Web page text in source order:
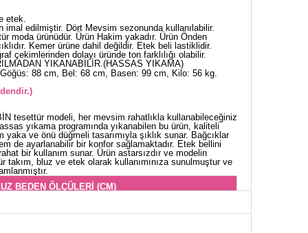
etek.
imal edilmiştir. Dört Mevsim sezonunda kullanılabilir.
moda ürünüdür. Ürün Hakim yakadır. Ürün Önden
Kemer ürüne dahil değildir. Etek beli lastiklidir.
çekimlerinden dolayı üründe ton farklılığı olabilir.
YIKANABİLİR.(HASSAS YIKAMA)
88 cm, Bel: 68 cm, Basen: 99 cm, Kilo: 56 kg.
tesettür modeli, her mevsim rahatlıkla kullanabileceğiniz
yıkama programında yıkanabilen bu ürün, kaliteli
yaka ve önü düğmeli tasarımıyla şıklık sunar. Bağcıklar
de ayarlanabilir bir konfor sağlamaktadır. Etek bellini
bir kullanım sunar. Ürün astarsızdır ve modelin
takım, bluz ve etek olarak kullanımınıza sunulmuştur ve
BEDEN ÖLÇÜLERİ (CM)